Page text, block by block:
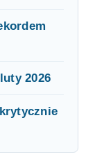
2026